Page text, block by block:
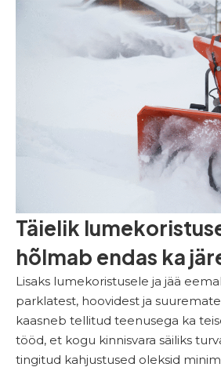
Täielik
hõlmab endas ka
Lisaks lumekoristusele ja jää
parklatest, hoovidest ja
kaasneb tellitud teenusega ka
tööd, et kogu kinnisvara säiliks
tingitud kahjustused oleksid